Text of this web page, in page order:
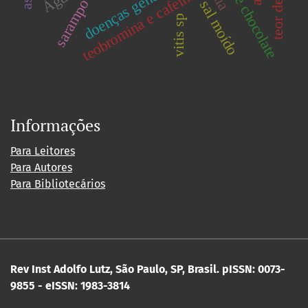
teobromina e cafeínasal moído
vitis sp
sarampo
Informações
Para Leitores
Para Autores
Para Bibliotecários
Rev Inst Adolfo Lutz, São Paulo, SP, Brasil. pISSN: 0073-
9855 - eISSN: 1983-3814